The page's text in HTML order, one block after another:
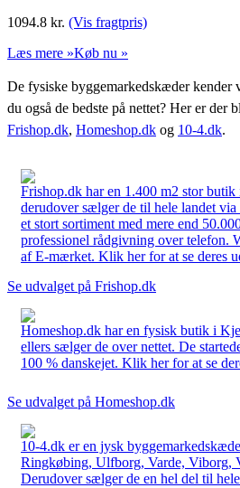
1094.8 kr. (Vis fragtpris)
Læs mere »Køb nu »
De fysiske byggemarkedskæder kender
du også de bedste på nettet? Her er der
Frishop.dk, Homeshop.dk og 10-4.dk.
Frishop.dk har en 1.400 m2 stor butik
derudover sælger de til hele landet via
et stort sortiment med mere end
professionel rådgivning over telefon.
af E-mærket. Klik her for at se deres
Se udvalget på Frishop.dk
Homeshop.dk har en fysisk butik i
ellers sælger de over nettet. De
100 % danskejet. Klik her for at se
Se udvalget på Homeshop.dk
10-4.dk er en jysk
Ringkøbing, Ulfborg, Varde, Viborg,
Derudover sælger de en hel del til